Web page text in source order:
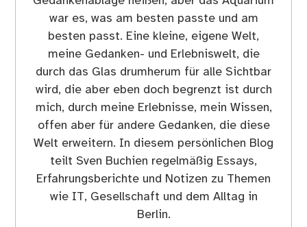
war es, was am besten passte und am
besten passt. Eine kleine, eigene Welt,
meine Gedanken- und Erlebniswelt, die
durch das Glas drumherum für alle Sichtbar
wird, die aber eben doch begrenzt ist durch
mich, durch meine Erlebnisse, mein Wissen,
offen aber für andere Gedanken, die diese
Welt erweitern. In diesem persönlichen Blog
teilt Sven Buchien regelmäßig Essays,
Erfahrungsberichte und Notizen zu Themen
wie IT, Gesellschaft und dem Alltag in
Berlin.